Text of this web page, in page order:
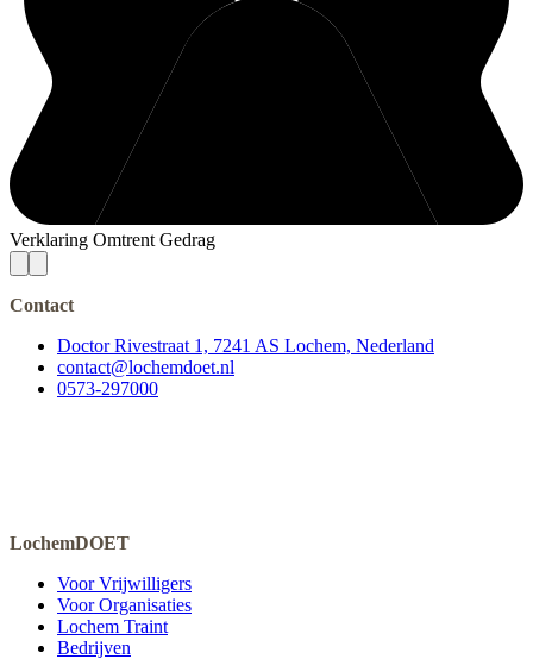
Verklaring Omtrent Gedrag
Contact
Doctor Rivestraat 1, 7241 AS Lochem, Nederland
contact@lochemdoet.nl
0573-297000
LochemDOET
Voor Vrijwilligers
Voor Organisaties
Lochem Traint
Bedrijven